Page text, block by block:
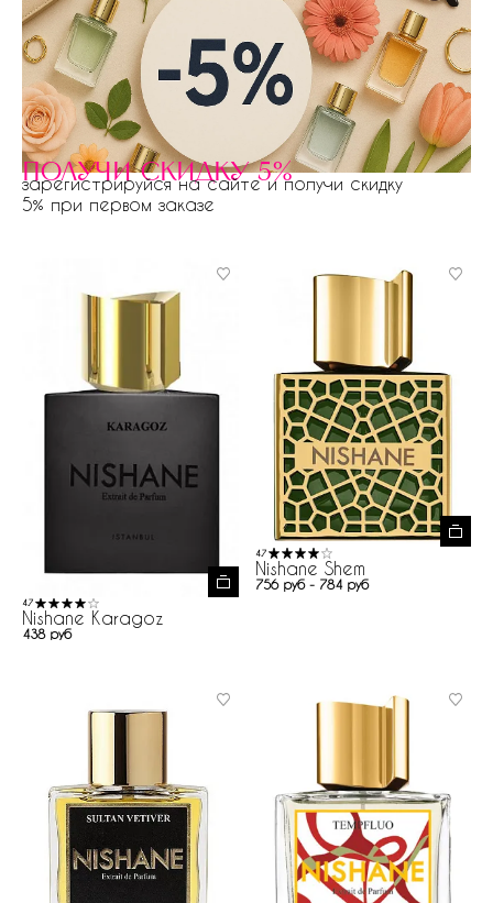
получи скидку 5%
зарегистрируйся на сайте и получи скидку
5% при первом заказе
4.7
Nishane Karagoz
438 руб
4.7
Nishane Shem
756 руб - 784 руб